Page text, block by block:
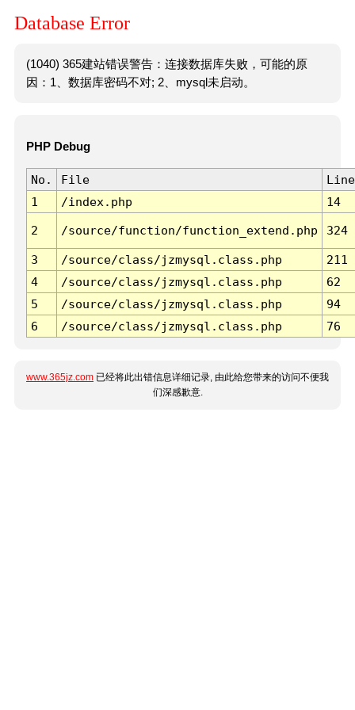
Database Error
(1040) 365建站错误警告：连接数据库失败，可能的原
因：1、数据库密码不对; 2、mysql未启动。
PHP Debug
No. File
Line
1
/index.php 14
2 /source/function/function_extend.php 324
3 /source/class/jzmysql.class.php
211
4
/source/class/jzmysql.class.php
62
5
/source/class/jzmysql.class.php
94
6
/source/class/jzmysql.class.php 76
www.365jz.com 已经将此出错信息详细记录, 由此给您带来的访问不便我
们深感歉意.